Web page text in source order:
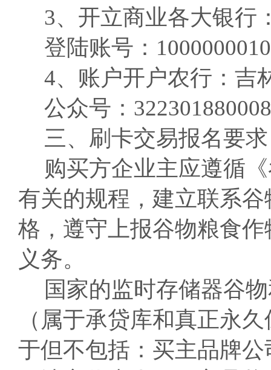
3、开立商业各大银行
登陆账号：
4、账户开户农行：吉
公众号：
三、刷卡交易报名要求
购买方企业主应遵循
有关的规程，建立联系
格，遵守上报谷物粮食
义务。
国家的监时存储器谷
（属于承贷库和真正永
于但不包括：买主品牌